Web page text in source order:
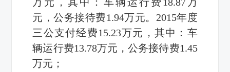
元，公务接待费1.94万元。2015年度
三公支付经费15.23万元，其中：车
辆运行费13.78万元，公务接待费1.45
万元；